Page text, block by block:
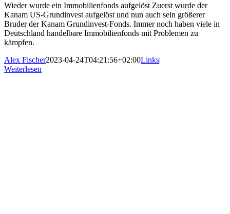
Wieder wurde ein Immobilienfonds aufgelöst Zuerst wurde der
Kanam US-Grundinvest aufgelöst und nun auch sein größerer
Bruder der Kanam Grundinvest-Fonds. Immer noch haben viele in
Deutschland handelbare Immobilienfonds mit Problemen zu
kämpfen.
Alex Fischer2023-04-24T04:21:56+02:00Links|
Weiterlesen